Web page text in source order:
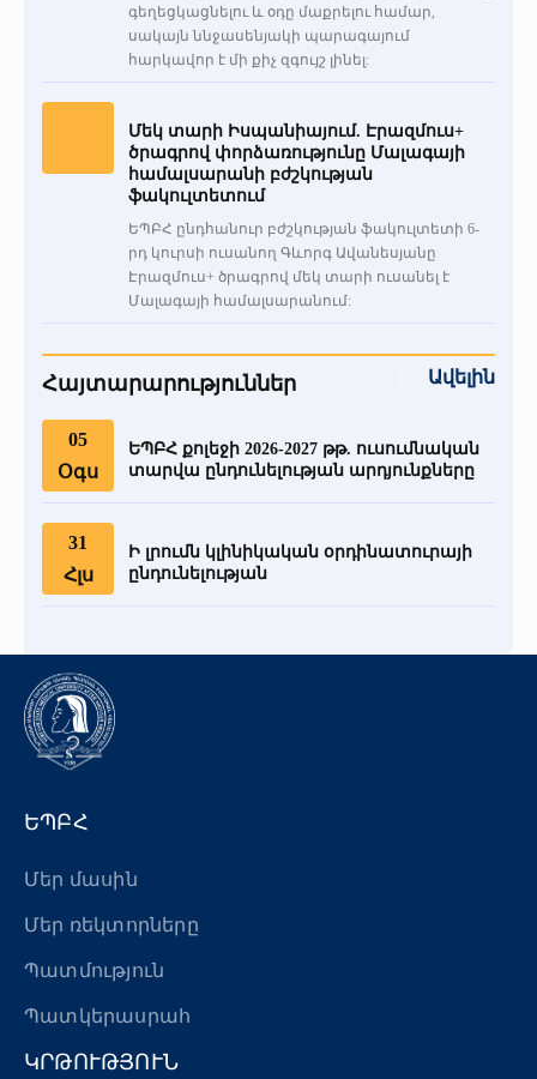
գեղեցկացնելու և օդը մաքրելու համար,
սակայն ննջասենյակի պարագայում
հարկավոր է մի քիչ զգույշ լինել:
Մեկ տարի Իսպանիայում. Էրազմուս+
ծրագրով փորձառությունը Մալագայի
համալսարանի բժշկության
ֆակուլտետում
ԵՊԲՀ ընդհանուր բժշկության ֆակուլտետի 6-
րդ կուրսի ուսանող Գևորգ Ավանեսյանը
Էրազմուս+ ծրագրով մեկ տարի ուսանել է
Մալագայի համալսարանում:
Հայտարարություններ Ավելին
05
Օգս
ԵՊԲՀ քոլեջի 2026-2027 թթ. ուսումնական
տարվա ընդունելության արդյունքները
31
Հլս
Ի լրումն կլինիկական օրդինատուրայի
ընդունելության
ԵՊԲՀ
Մեր մասին
Մեր ռեկտորները
Պատմություն
Պատկերասրահ
ԿՐԹՈՒԹՅՈՒՆ